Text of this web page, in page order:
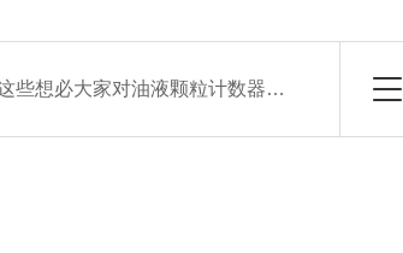
想必大家对油液颗粒计数器就会有所了解了